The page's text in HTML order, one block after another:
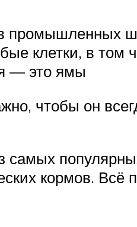
промышленных
клетки, в том
— это ямы
чтобы он
кормов. Всё